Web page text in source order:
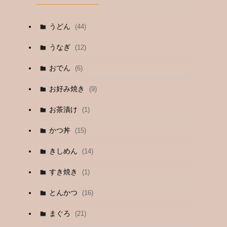
うどん (44)
うなぎ (12)
おでん (6)
お好み焼き (9)
お茶漬け (1)
かつ丼 (15)
きしめん (14)
すき焼き (1)
とんかつ (16)
まぐろ (21)